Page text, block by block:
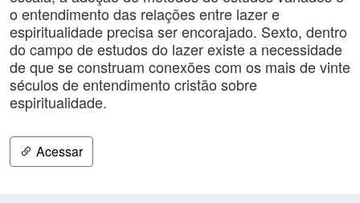
o entendimento das relações entre lazer e
espiritualidade precisa ser encorajado. Sexto, dentro
do campo de estudos do lazer existe a necessidade
de que se construam conexões com os mais de vinte
séculos de entendimento cristão sobre
espiritualidade.
Acessar